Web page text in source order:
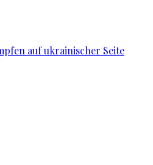
auf ukrainischer Seite